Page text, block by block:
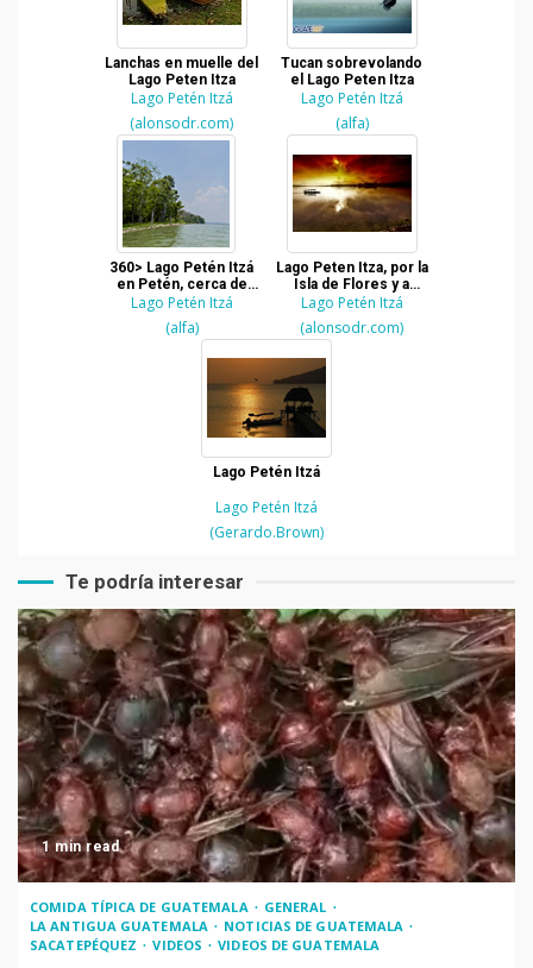
Lanchas en muelle del
Lago Peten Itza
Lago Petén Itzá
(alonsodr.com)
Tucan sobrevolando
el Lago Peten Itza
Lago Petén Itzá
(alfa)
360> Lago Petén Itzá
en Petén, cerca de
Tikal en Guatemala
Lago Petén Itzá
(alfa)
Lago Peten Itza, por la
Isla de Flores y a
minutitos de Tikal
Lago Petén Itzá
(alonsodr.com)
Lago Petén Itzá
Lago Petén Itzá
(Gerardo.Brown)
Te podría interesar
1 min read
COMIDA TÍPICA DE GUATEMALA
GENERAL
LA ANTIGUA GUATEMALA
NOTICIAS DE GUATEMALA
SACATEPÉQUEZ
VIDEOS VIDEOS DE GUATEMALA